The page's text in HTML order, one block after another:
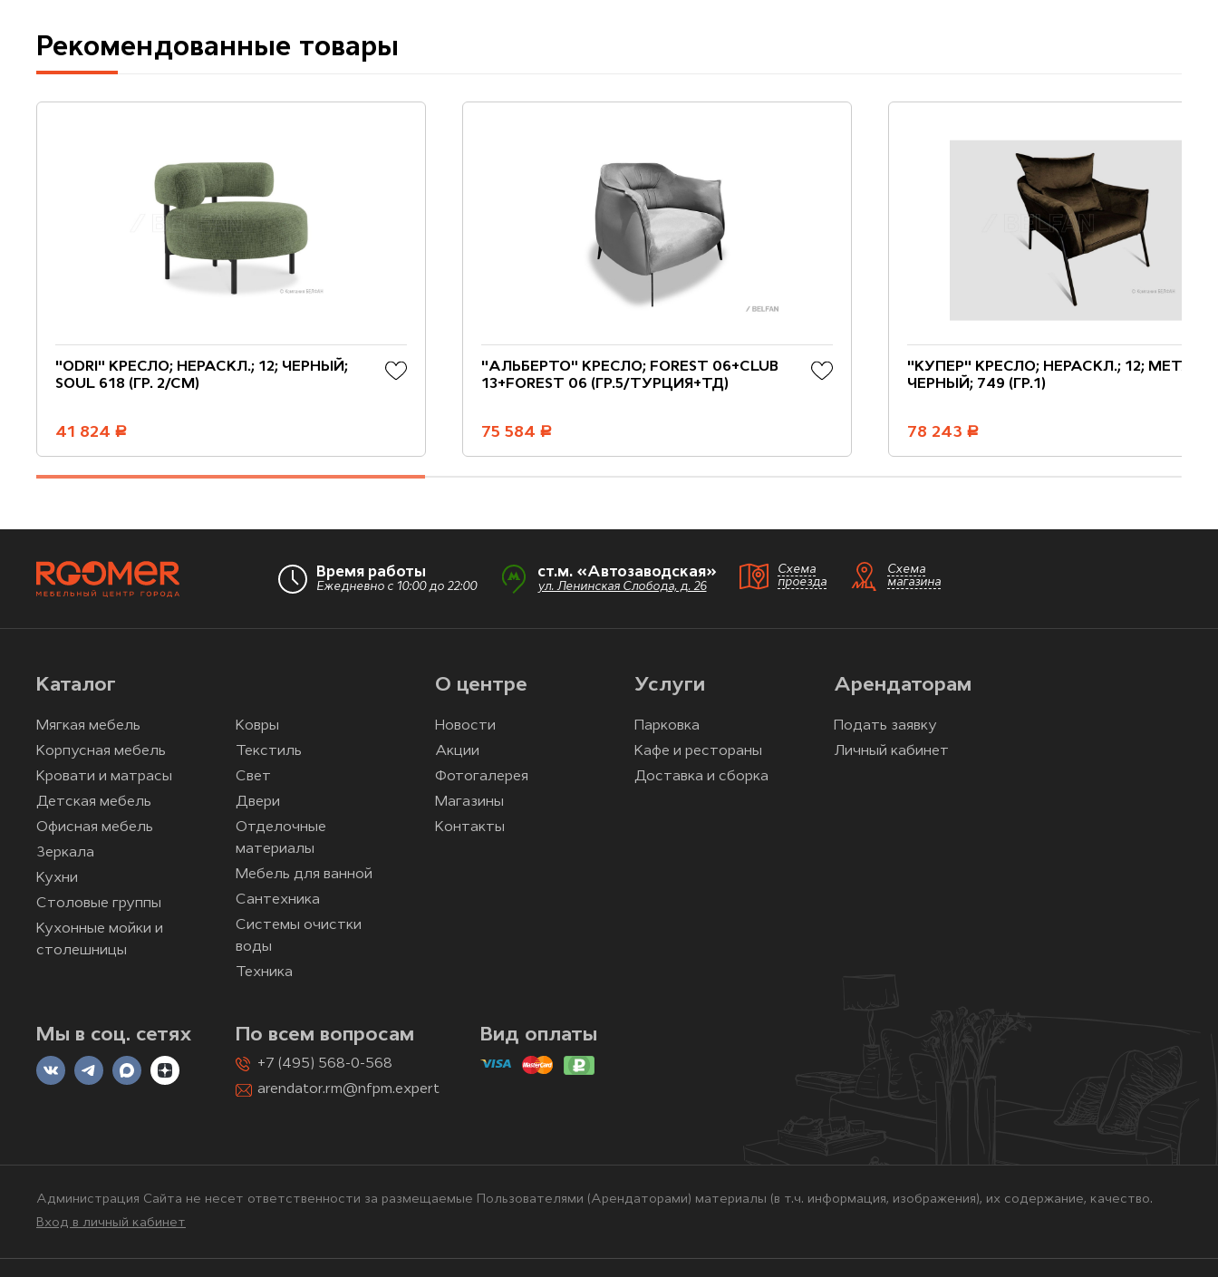
Рекомендованные товары
"ODRI" КРЕСЛО; НЕРАСКЛ.; 12; ЧЕРНЫЙ;
SOUL 618 (ГР. 2/СМ)
41 824 руб.
"АЛЬБЕРТО" КРЕСЛО; FOREST 06+CLUB
13+FOREST 06 (ГР.5/ТУРЦИЯ+ТД)
75 584 руб.
"КУПЕР" КРЕСЛО; НЕРАСКЛ.; 12; МЕТАЛЛ
ЧЕРНЫЙ; 749 (ГР.1)
78 243 руб.
Время работы
Ежедневно с 10:00 до 22:00
ст.м. «Автозаводская»
ул. Ленинская Слобода, д. 26
Схема
проезда
Схема
магазина
Каталог
Мягкая мебель
Корпусная мебель
Кровати и матрасы
Детская мебель
Офисная мебель
Зеркала
Кухни
Столовые группы
Кухонные мойки и
столешницы
Ковры
Текстиль
Свет
Двери
Отделочные
материалы
Мебель для ванной
Сантехника
Системы очистки
воды
Техника
О центре
Новости
Акции
Фотогалерея
Магазины
Контакты
Услуги
Парковка
Кафе и рестораны
Доставка и сборка
Арендаторам
Подать заявку
Личный кабинет
Мы в соц. сетях По всем вопросам
+7 (495) 568-0-568
arendator.rm@nfpm.expert
Вид оплаты
Администрация Сайта не несет ответственности за размещаемые Пользователями (Арендаторами) материалы (в т.ч. информация, изображения), их содержание, качество.
Вход в личный кабинет